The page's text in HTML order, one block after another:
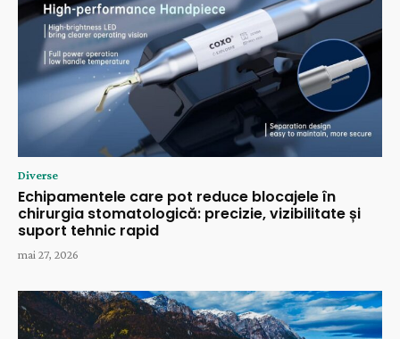
Diverse
Echipamentele care pot reduce blocajele în
chirurgia stomatologică: precizie, vizibilitate și
suport tehnic rapid
mai 27, 2026